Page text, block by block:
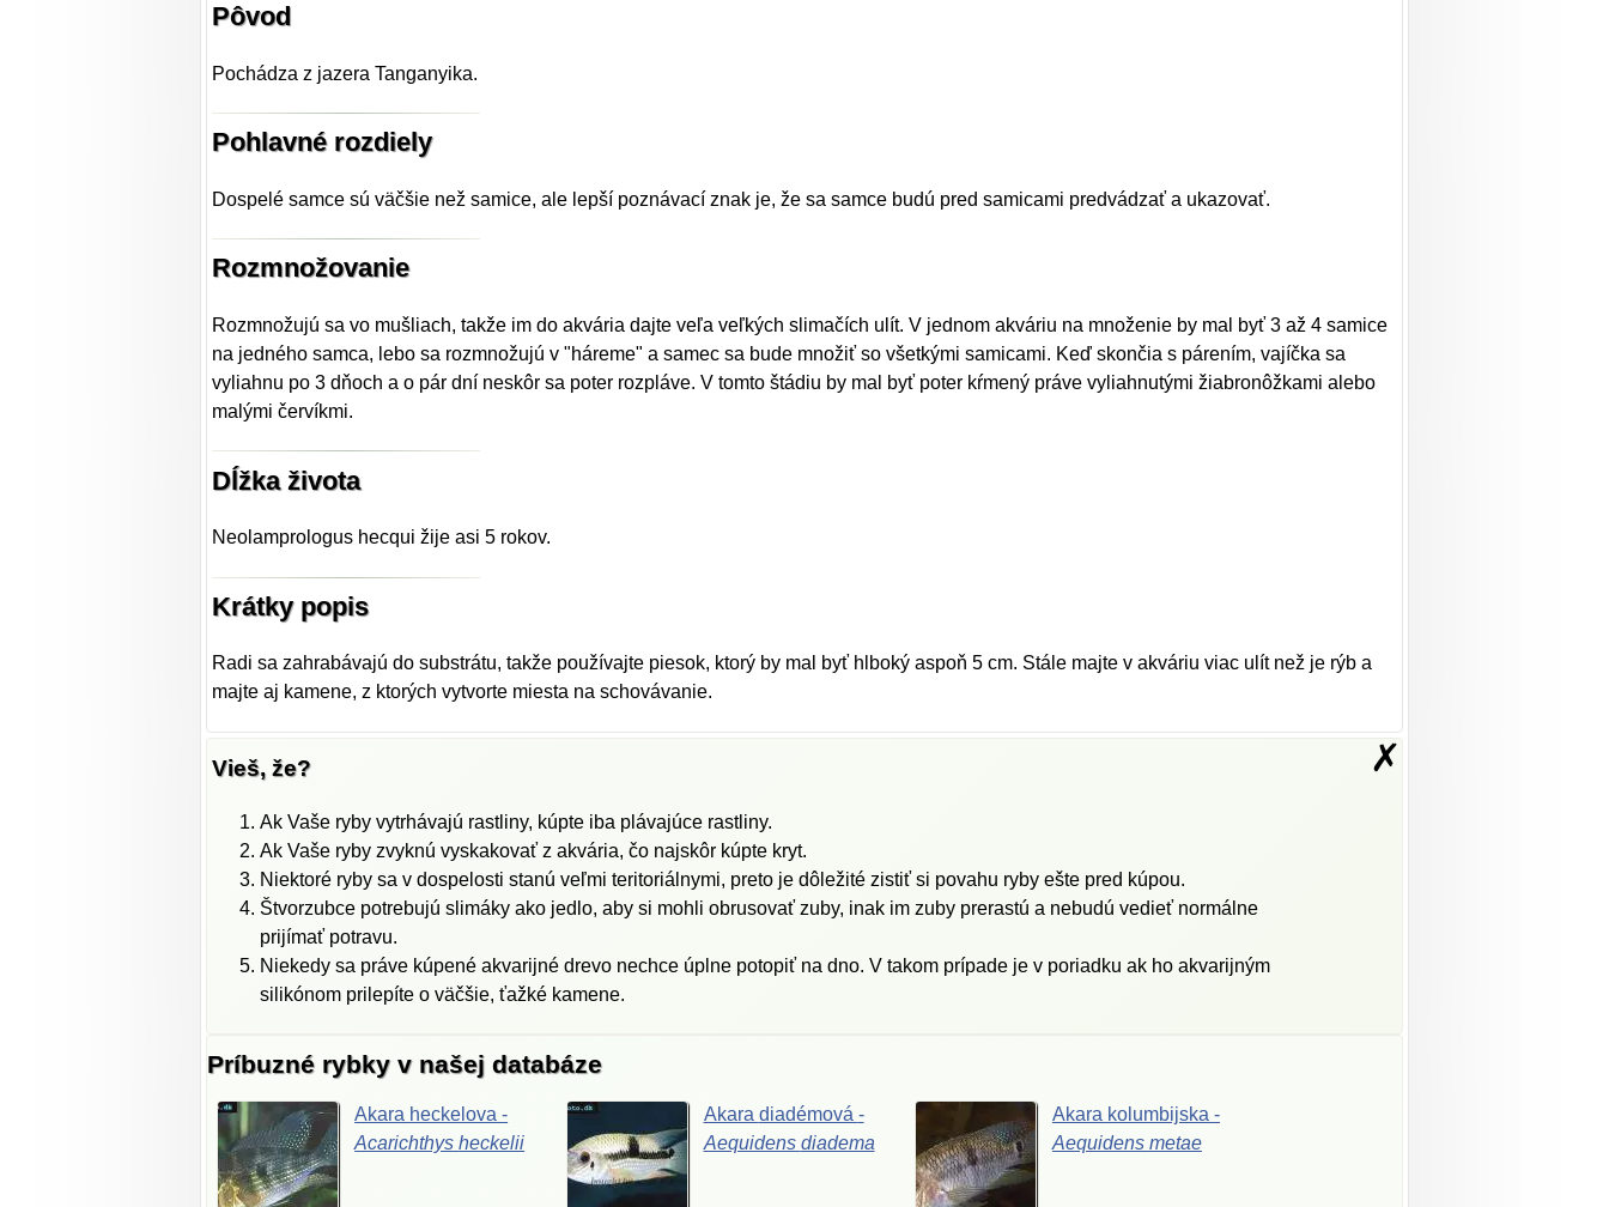
Pôvod
Pochádza z jazera Tanganyika.
Pohlavné rozdiely
Dospelé samce sú väčšie než samice, ale lepší poznávací znak je, že sa samce budú pred samicami predvádzať a ukazovať.
Rozmnožovanie
Rozmnožujú sa vo mušliach, takže im do akvária dajte veľa veľkých slimačích ulít. V jednom akváriu na množenie by mal byť 3 až 4 samice
na jedného samca, lebo sa rozmnožujú v "háreme" a samec sa bude množiť so všetkými samicami. Keď skončia s párením, vajíčka sa
vyliahnu po 3 dňoch a o pár dní neskôr sa poter rozpláve. V tomto štádiu by mal byť poter kŕmený práve vyliahnutými žiabronôžkami alebo
malými červíkmi.
Dĺžka života
Neolamprologus hecqui žije asi 5 rokov.
Krátky popis
Radi sa zahrabávajú do substrátu, takže používajte piesok, ktorý by mal byť hlboký aspoň 5 cm. Stále majte v akváriu viac ulít než je rýb a
majte aj kamene, z ktorých vytvorte miesta na schovávanie.
✗
Vieš, že?
Ak Vaše ryby vytrhávajú rastliny, kúpte iba plávajúce rastliny.
Ak Vaše ryby zvyknú vyskakovať z akvária, čo najskôr kúpte kryt.
Niektoré ryby sa v dospelosti stanú veľmi teritoriálnymi, preto je dôležité zistiť si povahu ryby ešte pred kúpou.
Štvorzubce potrebujú slimáky ako jedlo, aby si mohli obrusovať zuby, inak im zuby prerastú a nebudú vedieť normálne
prijímať potravu.
Niekedy sa práve kúpené akvarijné drevo nechce úplne potopiť na dno. V takom prípade je v poriadku ak ho akvarijným
silikónom prilepíte o väčšie, ťažké kamene.
Príbuzné rybky v našej databáze
Akara heckelova-
Acarichthysheckelii
Akara diadémová -
Aequidens diadema
Akara kolumbijska -
Aequidens metae